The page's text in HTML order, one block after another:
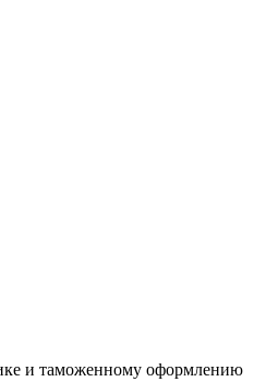
и таможенному оформлению